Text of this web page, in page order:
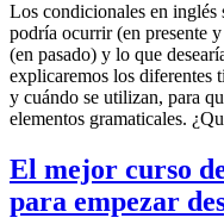
Los condicionales en inglés
podría ocurrir (en presente
(en pasado) y lo que
explicaremos los diferentes
y cuándo se utilizan, para
elementos gramaticales.
El mejor curso
para empezar